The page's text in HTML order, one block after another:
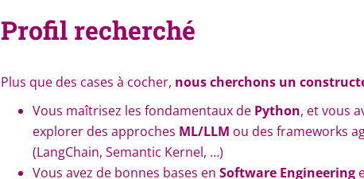
Profil recherché
Plus que des cases à cocher, nous cherchons un
Vous maîtrisez les fondamentaux de Python, et vous
explorer des approches ML/LLM ou des frameworks
(LangChain, Semantic Kernel, …)
Vous avez de bonnes bases en Software Engineering